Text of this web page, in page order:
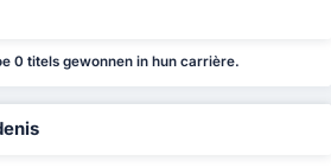
0 titels gewonnen in hun carrière.